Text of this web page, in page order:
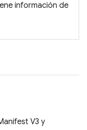
información de
V3 y